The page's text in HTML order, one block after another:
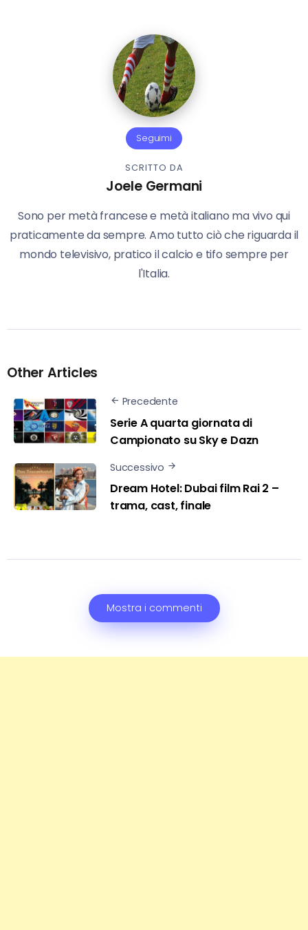
Seguimi
SCRITTO DA
Joele Germani
Sono per metà francese e metà italiano ma vivo qui
praticamente da sempre. Amo tutto ciò che riguarda il
mondo televisivo, pratico il calcio e tifo sempre per
l'Italia.
Other Articles
Precedente
Serie A quarta giornata di
Campionato su Sky e Dazn
Successivo
Dream Hotel: Dubai film Rai 2 –
trama, cast, finale
Mostra i commenti